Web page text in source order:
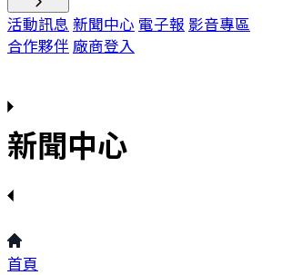
活動訊息 新聞中心 電子報 影音專區
合作夥伴 廠商登入
新聞中心
首頁